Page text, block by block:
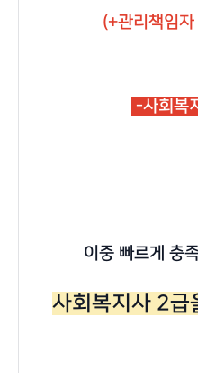
(+관리책임
-사회복
이중 빠르게 충
사회복지사 2급